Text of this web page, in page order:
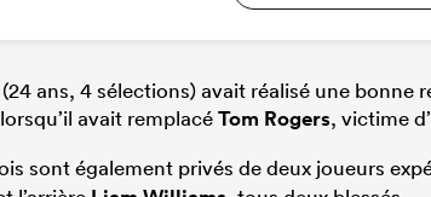
ans, 4 sélections) avait réalisé une bonne
avait remplacéTom Rogers, victime
sont également privés de deux joueurs